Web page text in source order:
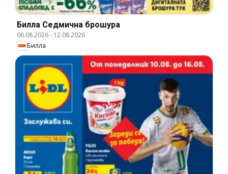
Билла Cедмична брошура
06.08.2026- 12.08.2026
Билла